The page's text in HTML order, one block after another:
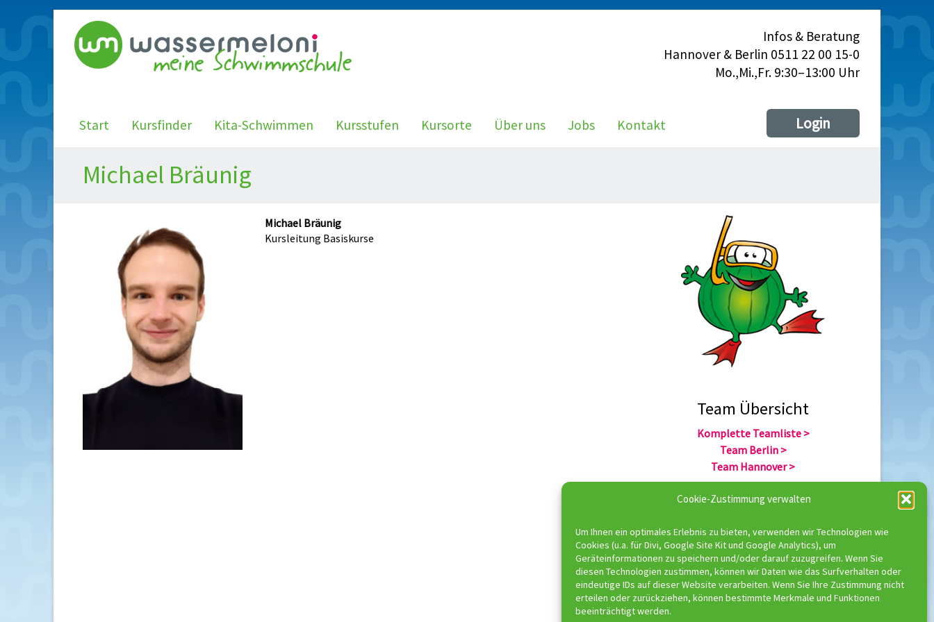
Cookie-Zustimmung verwalten
Um Ihnen ein optimales Erlebnis zu bieten, verwenden wir Technologien wie
Cookies (u.a. für Divi, Google Site Kit und Google Analytics), um
Geräteinformationen zu speichern und/oder darauf zuzugreifen. Wenn Sie
diesen Technologien zustimmen, können wir Daten wie das Surfverhalten oder
eindeutige IDs auf dieser Website verarbeiten. Wenn Sie Ihre Zustimmung nicht
erteilen oder zurückziehen, können bestimmte Merkmale und Funktionen
beeinträchtigt werden.
Infos & Beratung
Hannover & Berlin 0511 22 00 15-0
Mo.,Mi.,Fr. 9:30–13:00 Uhr
Start Kursfinder Kita-Schwimmen Kursstufen Kursorte Über uns Jobs Kontakt Login
Michael Bräunig
Michael Bräunig
Kursleitung Basiskurse
Team Übersicht
Komplette Teamliste >
Team Berlin >
Team Hannover >
Komplette Trainerliste >
Trainer Berlin >
Trainer Hannover >